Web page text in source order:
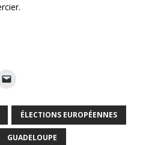
ÉLECTIONS EUROPÉENNES
GUADELOUPE